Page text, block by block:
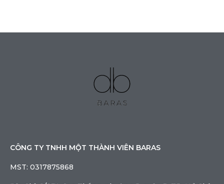
CÔNG TY TNHH MỘT THÀNH VIÊN BARAS
MST: 0317875868